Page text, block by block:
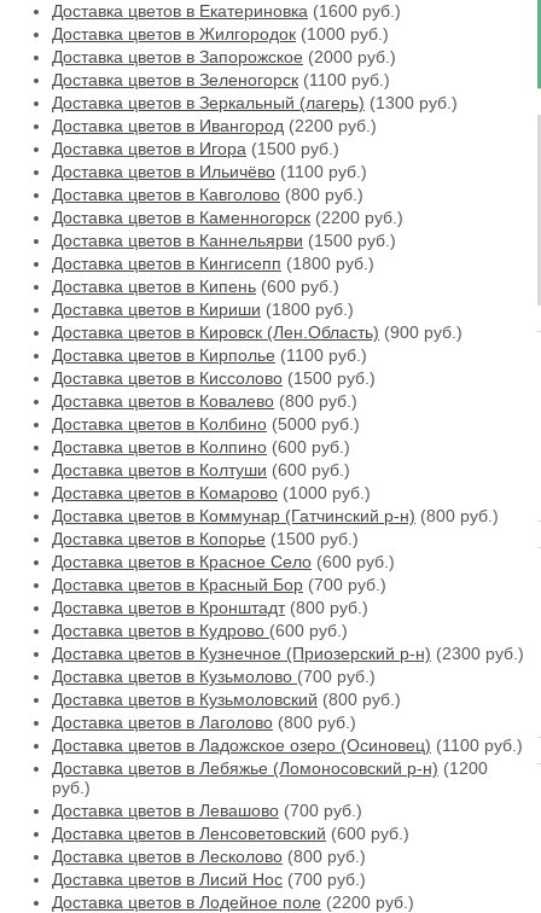
Доставка цветов в Екатериновка (1600 руб.)
Доставка цветов в Жилгородок (1000 руб.)
Доставка цветов в Запорожское (2000 руб.)
Доставка цветов в Зеленогорск (1100 руб.)
Доставка цветов в Зеркальный (лагерь) (1300 руб.)
Доставка цветов в Ивангород (2200 руб.)
Доставка цветов в Игора (1500 руб.)
Доставка цветов в Ильичёво (1100 руб.)
Доставка цветов в Кавголово (800 руб.)
Доставка цветов в Каменногорск (2200 руб.)
Доставка цветов в Каннельярви (1500 руб.)
Доставка цветов в Кингисепп (1800 руб.)
Доставка цветов в Кипень (600 руб.)
Доставка цветов в Кириши (1800 руб.)
Доставка цветов в Кировск (Лен.Область) (900 руб.)
Доставка цветов в Кирполье (1100 руб.)
Доставка цветов в Киссолово (1500 руб.)
Доставка цветов в Ковалево (800 руб.)
Доставка цветов в Колбино (5000 руб.)
Доставка цветов в Колпино (600 руб.)
Доставка цветов в Колтуши (600 руб.)
Доставка цветов в Комарово (1000 руб.)
Доставка цветов в Коммунар (Гатчинский р-н) (800 руб.)
Доставка цветов в Копорье (1500 руб.)
Доставка цветов в Красное Село (600 руб.)
Доставка цветов в Красный Бор (700 руб.)
Доставка цветов в Кронштадт(800 руб.)
Доставка цветов в Кудрово (600 руб.)
Доставка цветов в Кузнечное (Приозерский р-н) (2300 руб.)
Доставка цветов в Кузьмолово (700 руб.)
Доставка цветов в Кузьмоловский (800 руб.)
Доставка цветов в Лаголово (800 руб.)
Доставка цветов в Ладожское озеро (Осиновец) (1100 руб.)
Доставка цветов в Лебяжье (Ломоносовский р-н) (1200
руб.)
Доставка цветов в Левашово (700 руб.)
Доставка цветов в Ленсоветовский (600 руб.)
Доставка цветов в Лесколово (800 руб.)
Доставка цветов в Лисий Нос (700 руб.)
Доставка цветов в Лодейное поле (2200 руб.)